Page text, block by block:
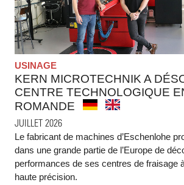
USINAGE
KERN MICROTECHNIK A
CENTRE TECHNOLOGIQUE
ROMANDE
JUILLET 2026
Le fabricant de machines d’Eschenlohe
dans une grande partie de l’Europe de
performances de ses centres de fraisage
haute précision.